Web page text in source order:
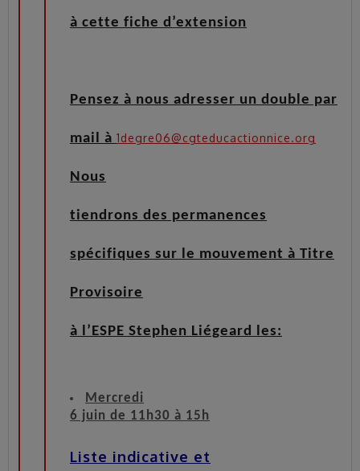
à cette fiche d’extension
Pensez à nous adresser un double par
mail à 1degre06@cgteducactionnice.org
Nous
tiendrons des permanences
spécifiques sur le mouvement à Titre
Provisoire
à l’ESPE Stephen Liégeard les:
Mercredi
6 juin de 11h30 à 15h
Liste indicative et